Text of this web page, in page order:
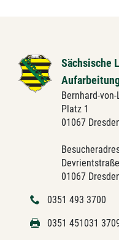
Sächsische
Bernhard-
Platz 1
01067
01067
0351 493 3700
0351 451031